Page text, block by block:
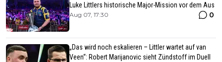
Luke Littlers historische Major-Mission vor dem Aus
Aug 07, 17:30 0
„Das wird noch eskalieren – Littler wartet auf van
Veen“: Robert Marijanovic sieht Zündstoff im Duell